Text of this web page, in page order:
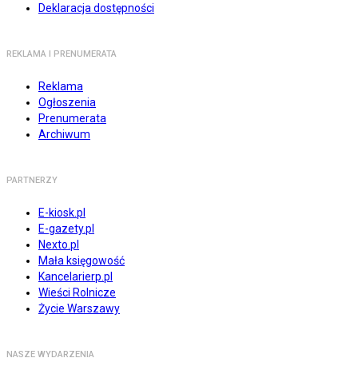
Deklaracja dostępności
REKLAMA I PRENUMERATA
Reklama
Ogłoszenia
Prenumerata
Archiwum
PARTNERZY
E-kiosk.pl
E-gazety.pl
Nexto.pl
Mała księgowość
Kancelarierp.pl
Wieści Rolnicze
Życie Warszawy
NASZE WYDARZENIA